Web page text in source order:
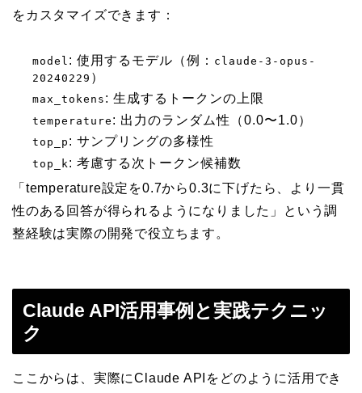
をカスタマイズできます：
model : 使用するモデル（例： claude-3-opus-
20240229 ）
max_tokens : 生成するトークンの上限
temperature : 出力のランダム性（0.0〜1.0）
top_p : サンプリングの多様性
top_k: 考慮する次トークン候補数
「temperature設定を0.7から0.3に下げたら、より一貫
性のある回答が得られるようになりました」という調
整経験は実際の開発で役立ちます。
Claude API活用事例と実践テクニッ
ク
ここからは、実際にClaude APIをどのように活用でき